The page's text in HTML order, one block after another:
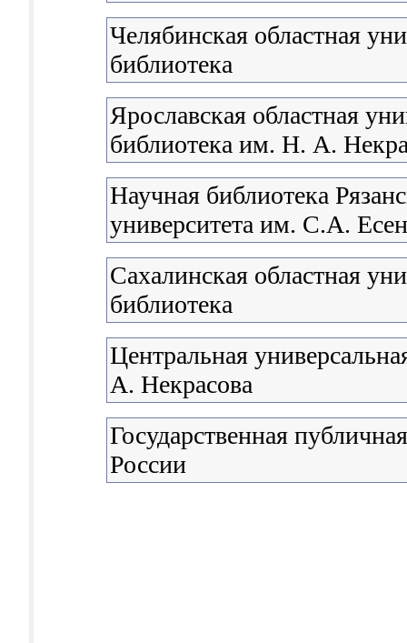
Челябинская областная
библиотека
Ярославская областная
библиотека им. Н. А.
Научная библиотека
университета им. С.А.
Сахалинская областная
библиотека
Центральная
А. Некрасова
Государственная
России